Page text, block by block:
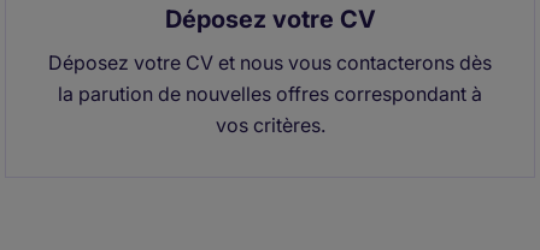
Déposez votre CV
Déposez votre CV et nous vous contacterons dès
la parution de nouvelles offres correspondant à
vos critères.